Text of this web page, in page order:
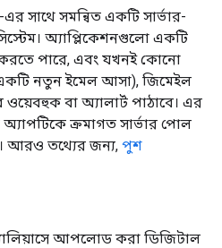
সাথে সমন্বিত একটি সার্ভার-
অ্যাপ্লিকেশনগুলো একটি
করতে পারে, এবং যখনই কোনো
নতুন ইমেল আসা), জিমেইল
ওয়েবহুক বা অ্যালার্ট পাঠাবে। এর
ক্রমাগত সার্ভার পোল
আরও তথ্যের জন্য, পুশ
আপলোড করা ডিজিটাল